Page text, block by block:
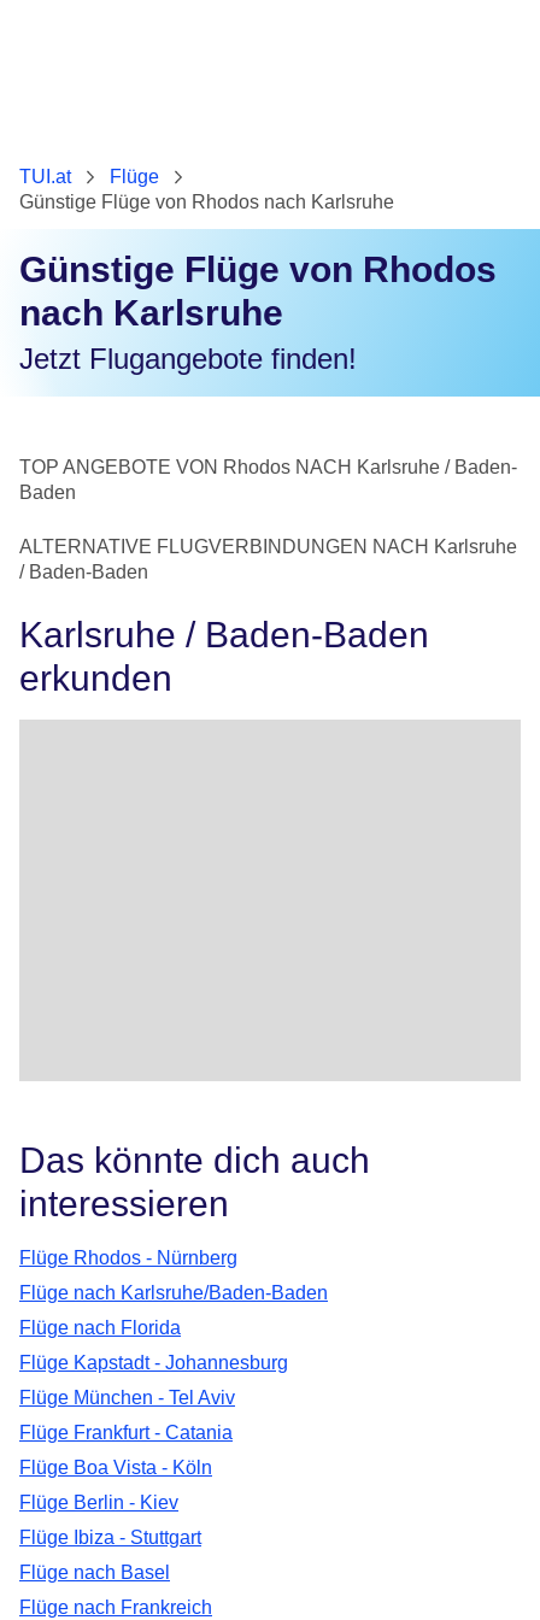
TUI.at
Flüge
Günstige Flüge von Rhodos nach Karlsruhe
Günstige Flüge von Rhodos
nach Karlsruhe
Jetzt Flugangebote finden!
TOP ANGEBOTE VON Rhodos NACH Karlsruhe / Baden-
Baden
ALTERNATIVE FLUGVERBINDUNGEN NACH Karlsruhe
/ Baden-Baden
Karlsruhe / Baden-Baden
erkunden
Das könnte dich auch
interessieren
Flüge Rhodos - Nürnberg
Flüge nach Karlsruhe/Baden-Baden
Flüge nach Florida
Flüge Kapstadt - Johannesburg
Flüge München - Tel Aviv
Flüge Frankfurt - Catania
Flüge Boa Vista - Köln
Flüge Berlin - Kiev
Flüge Ibiza - Stuttgart
Flüge nach Basel
Flüge nach Frankreich